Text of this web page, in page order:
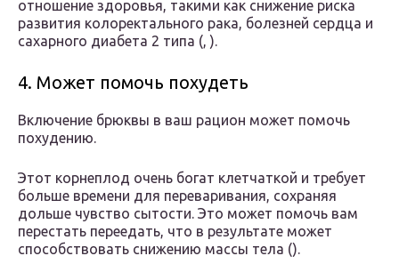
отношение здоровья, такими как снижение риска
развития колоректального рака, болезней сердца и
сахарного диабета 2 типа (, ).
4. Может помочь похудеть
Включение брюквы в ваш рацион может помочь
похудению.
Этот корнеплод очень богат клетчаткой и требует
больше времени для переваривания, сохраняя
дольше чувство сытости. Это может помочь вам
перестать переедать, что в результате может
способствовать снижению массы тела ().